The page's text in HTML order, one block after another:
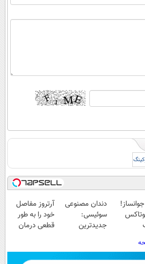
دندان مصنوعی
سوئیسی:
جدیدترین
پرداخت قسطی
آرتروز مفاصل
خود را به طور
قطعی درمان